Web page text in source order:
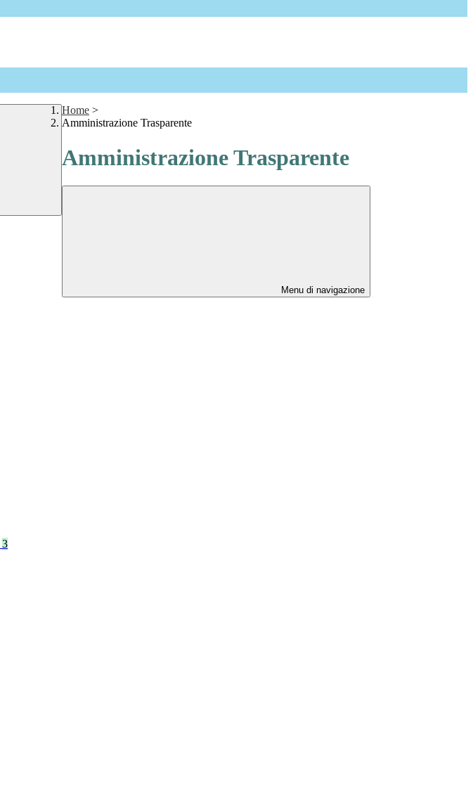
Home >
Amministrazione Trasparente
Amministrazione Trasparente
Menu di navigazione
3